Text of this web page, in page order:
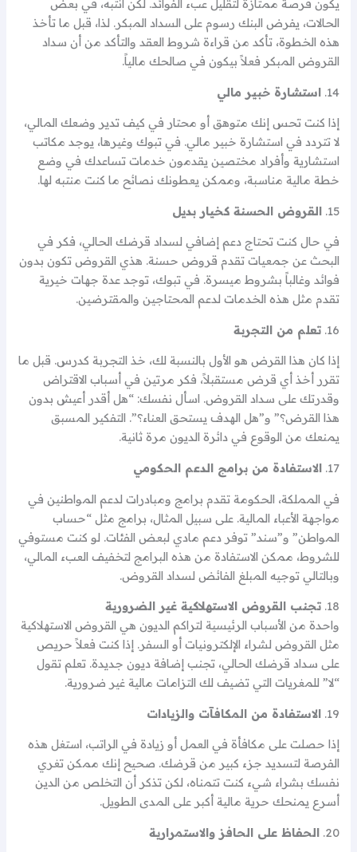
يكون فرصة ممتازة لتقليل عبء الفوائد. لكن انتبه، في بعض
الحالات، يفرض البنك رسوم على السداد المبكر. لذا، قبل ما تأخذ
هذه الخطوة، تأكد من قراءة شروط العقد والتأكد من أن سداد
القروض المبكر فعلاً بيكون في صالحك مالياً.
14. استشارة خبير مالي
إذا كنت تحس إنك متوهق أو محتار في كيف تدير وضعك المالي،
لا تتردد في استشارة خبير مالي. في تبوك وغيرها، يوجد مكاتب
استشارية وأفراد مختصين يقدمون خدمات تساعدك في وضع
خطة مالية مناسبة، وممكن يعطونك نصائح ما كنت منتبه لها.
15. القروض الحسنة كخيار بديل
في حال كنت تحتاج دعم إضافي لسداد قرضك الحالي، فكر في
البحث عن جمعيات تقدم قروض حسنة. هذي القروض تكون بدون
فوائد وغالباً بشروط ميسرة. في تبوك، توجد عدة جهات خيرية
تقدم مثل هذه الخدمات لدعم المحتاجين والمقترضين.
16. تعلم من التجربة
إذا كان هذا القرض هو الأول بالنسبة لك، خذ التجربة كدرس. قبل ما
تقرر أخذ أي قرض مستقبلاً، فكر مرتين في أسباب الاقتراض
وقدرتك على سداد القروض. اسأل نفسك: “هل أقدر أعيش بدون
هذا القرض؟” و”هل الهدف يستحق العناء؟”. التفكير المسبق
يمنعك من الوقوع في دائرة الديون مرة ثانية.
17. الاستفادة من برامج الدعم الحكومي
في المملكة، الحكومة تقدم برامج ومبادرات لدعم المواطنين في
مواجهة الأعباء المالية. على سبيل المثال، برامج مثل “حساب
المواطن” و”سند” توفر دعم مادي لبعض الفئات. لو كنت مستوفي
للشروط، ممكن الاستفادة من هذه البرامج لتخفيف العبء المالي،
وبالتالي توجيه المبلغ الفائض لسداد القروض.
18. تجنب القروض الاستهلاكية غير الضرورية
واحدة من الأسباب الرئيسية لتراكم الديون هي القروض الاستهلاكية
مثل القروض لشراء الإلكترونيات أو السفر. إذا كنت فعلاً حريص
على سداد قرضك الحالي، تجنب إضافة ديون جديدة. تعلم تقول
“لا” للمغريات التي تضيف لك التزامات مالية غير ضرورية.
19. الاستفادة من المكافآت والزيادات
إذا حصلت على مكافأة في العمل أو زيادة في الراتب، استغل هذه
الفرصة لتسديد جزء كبير من قرضك. صحيح إنك ممكن تغري
نفسك بشراء شيء كنت تتمناه، لكن تذكر أن التخلص من الدين
أسرع يمنحك حرية مالية أكبر على المدى الطويل.
20. الحفاظ على الحافز والاستمرارية